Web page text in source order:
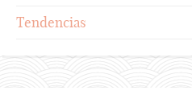
Tendencias